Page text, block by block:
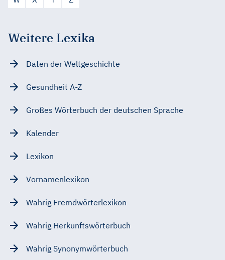
Weitere Lexika
Daten der Weltgeschichte
Gesundheit A-Z
Großes Wörterbuch der deutschen Sprache
Kalender
Lexikon
Vornamenlexikon
Wahrig Fremdwörterlexikon
Wahrig Herkunftswörterbuch
Wahrig Synonymwörterbuch